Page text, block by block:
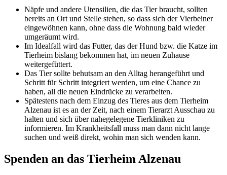
Näpfe und andere Utensilien, die das Tier braucht, sollten
bereits an Ort und Stelle stehen, so dass sich der Vierbeiner
eingewöhnen kann, ohne dass die Wohnung bald wieder
umgeräumt wird.
Im Idealfall wird das Futter, das der Hund bzw. die Katze im
Tierheim bislang bekommen hat, im neuen Zuhause
weitergefüttert.
Das Tier sollte behutsam an den Alltag herangeführt und
Schritt für Schritt integriert werden, um eine Chance zu
haben, all die neuen Eindrücke zu verarbeiten.
Spätestens nach dem Einzug des Tieres aus dem Tierheim
Alzenau ist es an der Zeit, nach einem Tierarzt Ausschau zu
halten und sich über nahegelegene Tierkliniken zu
informieren. Im Krankheitsfall muss man dann nicht lange
suchen und weiß direkt, wohin man sich wenden kann.
Spenden an das Tierheim Alzenau